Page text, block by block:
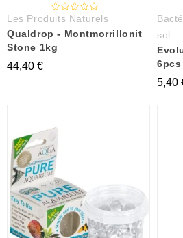
Les Produits Naturels
Qualdrop - Montmorrillonit
Stone 1kg
44,40 €
sol
6pcs
5,40